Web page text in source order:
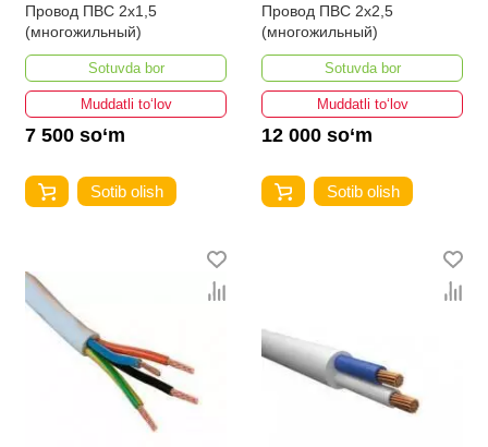
Провод ПВС 2x1,5
(многожильный)
Sotuvda bor
Muddatli to‘lov
7 500 so‘m
Sotib olish
Провод ПВС 2x2,5
(многожильный)
Sotuvda bor
Muddatli to‘lov
12 000 so‘m
Sotib olish